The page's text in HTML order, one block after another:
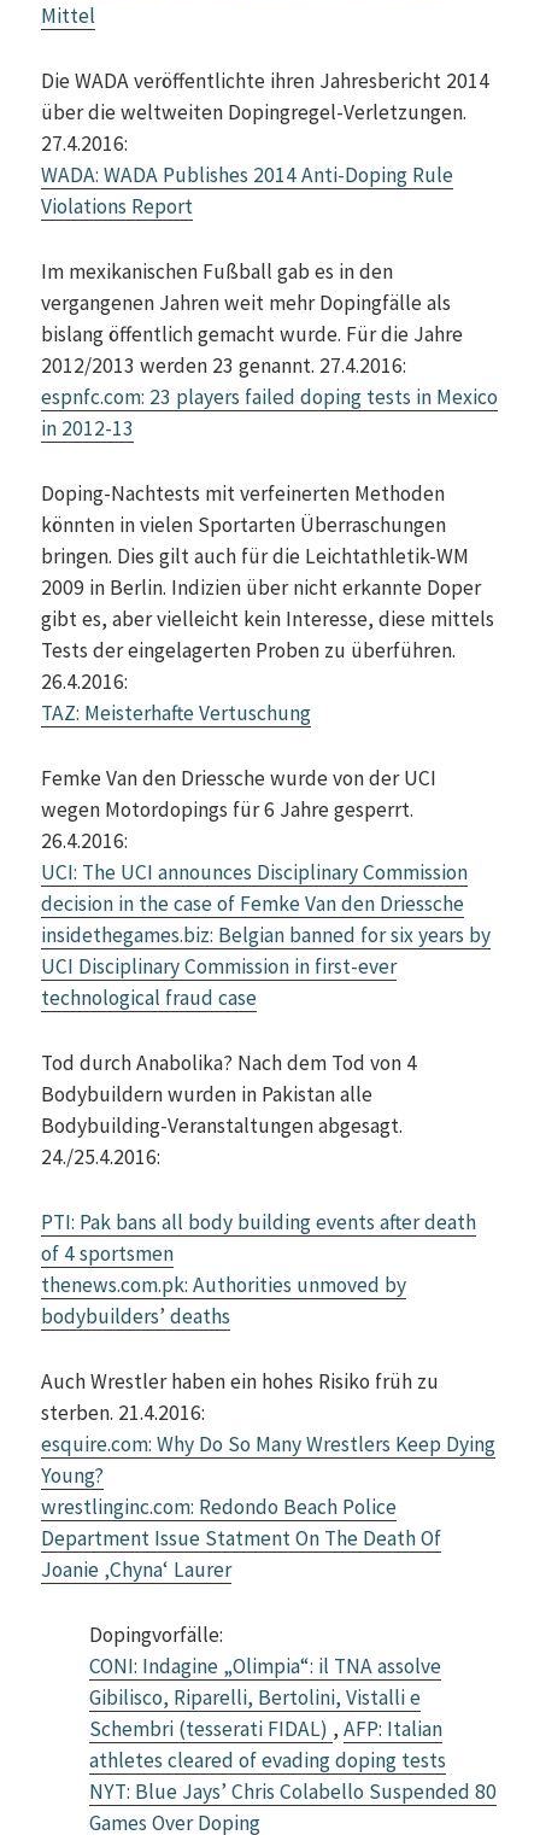
Mittel
Die WADA veröffentlichte ihren Jahresbericht 2014
über die weltweiten Dopingregel-Verletzungen.
27.4.2016:
WADA: WADA Publishes 2014 Anti-Doping Rule
Violations Report
Im mexikanischen Fußball gab es in den
vergangenen Jahren weit mehr Dopingfälle als
bislang öffentlich gemacht wurde. Für die Jahre
2012/2013 werden 23 genannt. 27.4.2016:
espnfc.com: 23 players failed doping tests in Mexico
in 2012-13
Doping-Nachtests mit verfeinerten Methoden
könnten in vielen Sportarten Überraschungen
bringen. Dies gilt auch für die Leichtathletik-WM
2009 in Berlin. Indizien über nicht erkannte Doper
gibt es, aber vielleicht kein Interesse, diese mittels
Tests der eingelagerten Proben zu überführen.
26.4.2016:
TAZ: Meisterhafte Vertuschung
Femke Van den Driessche wurde von der UCI
wegen Motordopings für 6 Jahre gesperrt.
26.4.2016:
UCI: The UCI announces Disciplinary Commission
decision in the case of Femke Van den Driessche
insidethegames.biz: Belgian banned for six years by
UCI Disciplinary Commission in first-ever
technological fraud case
Tod durch Anabolika? Nach dem Tod von 4
Bodybuildern wurden in Pakistan alle
Bodybuilding-Veranstaltungen abgesagt.
24./25.4.2016:
PTI: Pak bans all body building events after death
of 4 sportsmen
thenews.com.pk: Authorities unmoved by
bodybuilders’ deaths
Auch Wrestler haben ein hohes Risiko früh zu
sterben. 21.4.2016:
esquire.com: Why Do So Many Wrestlers Keep Dying
Young?
wrestlinginc.com: Redondo Beach Police
Department Issue Statment On The Death Of
Joanie ‚Chyna‘ Laurer
Dopingvorfälle:
CONI: Indagine „Olimpia“: il TNA assolve
Gibilisco, Riparelli, Bertolini, Vistalli e
Schembri (tesserati FIDAL) ,AFP: Italian
athletes cleared of evading doping tests
NYT: Blue Jays’ Chris Colabello Suspended 80
Games Over Doping